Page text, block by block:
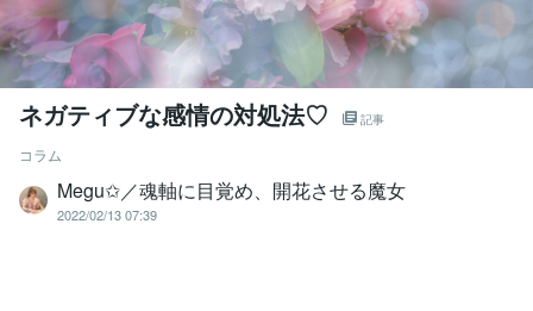
ネガティブな感情の対処法♡ 記事
コラム
Megu✩／魂軸に目覚め、開花させる魔女
2022/02/13 07:39